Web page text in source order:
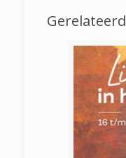
Gerelateerd